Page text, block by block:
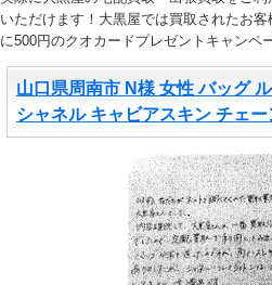
いただけます！大黒屋では買取されたお
に500円のクオカードプレゼントキャンペ
山口県周南市 N様 女性 バッグ
シャネル キャビアスキン チェ